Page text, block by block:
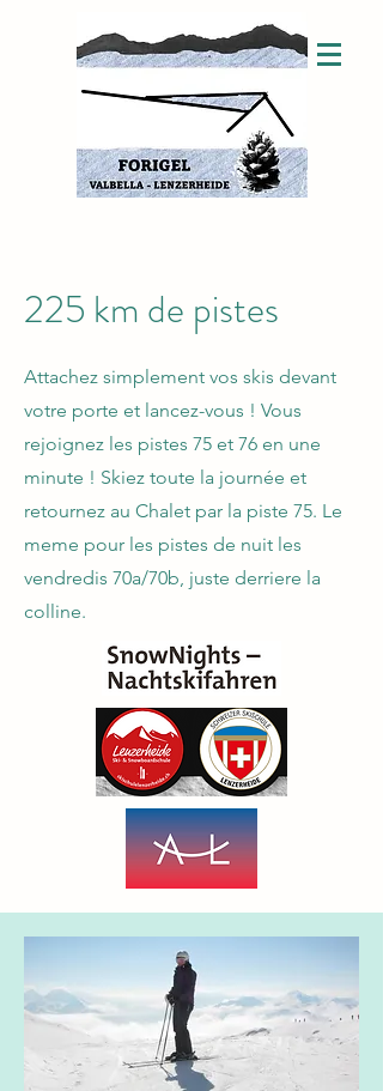
225 km de pistes
Attachez simplement vos skis devant
votre porte et lancez-vous ! Vous
rejoignez les pistes 75 et 76 en une
minute ! Skiez toute la journée et
retournez au Chalet par la piste 75. Le
meme pour les pistes de nuit les
vendredis 70a/70b, juste derriere la
colline.